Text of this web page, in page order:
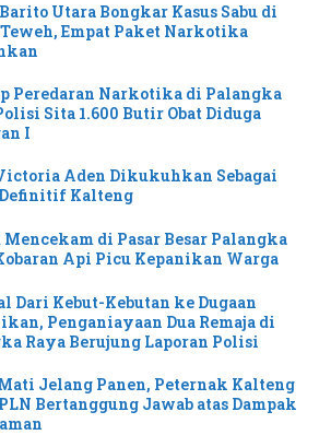
Utara Bongkar Kasus Sabu di
Empat Paket Narkotika
Peredaran Narkotika di Palangka
Sita 1.600 Butir Obat Diduga
I
Aden Dikukuhkan Sebagai
Kalteng
di Pasar Besar Palangka
Api Picu Kepanikan Warga
Dari Kebut-Kebutan ke Dugaan
Penganiayaan Dua Remaja di
Raya Berujung Laporan Polisi
Jelang Panen, Peternak Kalteng
Bertanggung Jawab atas Dampak